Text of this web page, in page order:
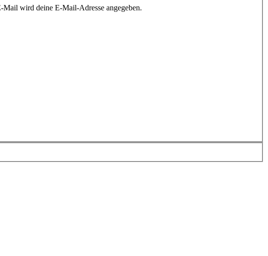
wird deine E-Mail-Adresse angegeben.